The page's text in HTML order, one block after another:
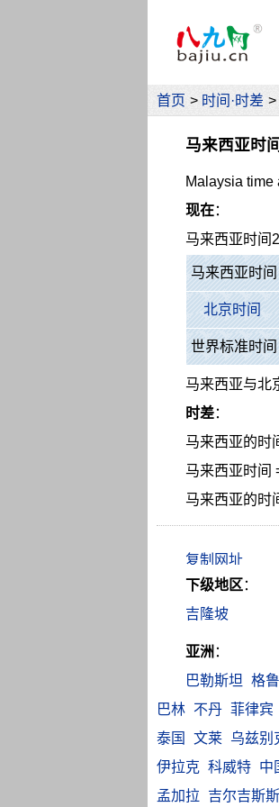
首页 > 时间·时差 >
马来西亚时
Malaysia time
现在：
马来西亚时间
马来西亚时间
北京时间
世界标准时间
马来西亚与北
时差：
马来西亚的时
马来西亚时间
马来西亚的时
下级地区 ：
吉隆坡
亚洲 ：
巴勒斯坦 格
巴林 不丹 菲律宾
泰国
文莱 乌兹别
伊拉克 科威特 中
孟加拉
吉尔吉斯